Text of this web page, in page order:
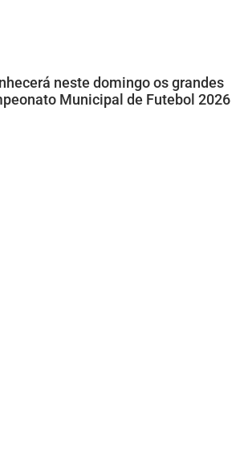
neste domingo os grandes
Municipal de Futebol 2026